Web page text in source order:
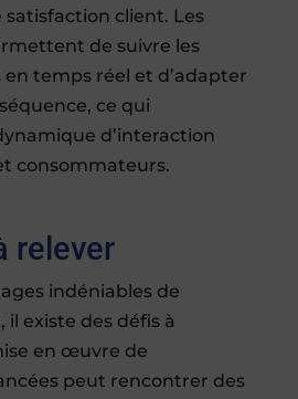
satisfaction client. Les
de suivre les
temps réel et d’adapter
ce qui
d’interaction
consommateurs.
relever
indéniables de
il existe des défis à
en œuvre de
peut rencontrer des